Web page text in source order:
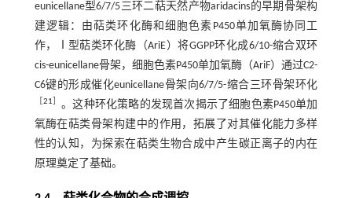
eunicellane型6/7/5三环二萜天然产物aridacins的早期骨架构
建逻辑：由萜类环化酶和细胞色素P450单加氧酶协同工
作，Ⅰ型萜类环化酶（AriE）将GGPP环化成6/10-缩合双环
cis-eunicellane骨架，细胞色素P450单加氧酶（AriF）通过C2-
C6键的形成催化eunicellane骨架向6/7/5-缩合三环骨架环化
21
。这种环化策略的发现首次揭示了细胞色素P450单加
氧酶在萜类骨架构建中的作用，拓展了对其催化能力多样
性的认知，为探索在萜类生物合成中产生碳正离子的内在
原理奠定了基础。